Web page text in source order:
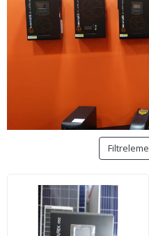
Filtreleme